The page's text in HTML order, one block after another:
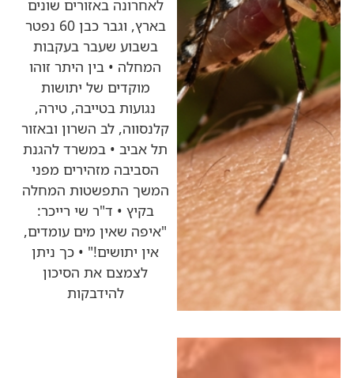
לאחרונה באזורים שונים
בארץ, וגבר כבן 60 נפטר
בשבוע שעבר בעקבות
המחלה • בין היתר זוהו
מוקדים של יתושות
נגועות בטייבה, טירה,
קלנסווה, לב השרון ובאזור
תל אביב • במשרד להגנת
הסביבה מזהירים מפני
המשך התפשטות המחלה
בקיץ • ד"ר שי רייכר:
"איפה שאין מים עומדים,
אין יתושים!" • כך ניתן
לצמצם את הסיכון
להידבקות